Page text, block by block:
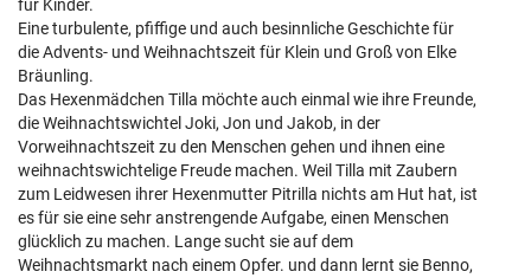
für Kinder.
Eine turbulente, pfiffige und auch besinnliche Geschichte für
die Advents- und Weihnachtszeit für Klein und Groß von Elke
Bräunling.
Das Hexenmädchen Tilla möchte auch einmal wie ihre Freunde,
die Weihnachtswichtel Joki, Jon und Jakob, in der
Vorweihnachtszeit zu den Menschen gehen und ihnen eine
weihnachtswichtelige Freude machen. Weil Tilla mit Zaubern
zum Leidwesen ihrer Hexenmutter Pitrilla nichts am Hut hat, ist
es für sie eine sehr anstrengende Aufgabe, einen Menschen
glücklich zu machen. Lange sucht sie auf dem
Weihnachtsmarkt nach einem Opfer. und dann lernt sie Benno,